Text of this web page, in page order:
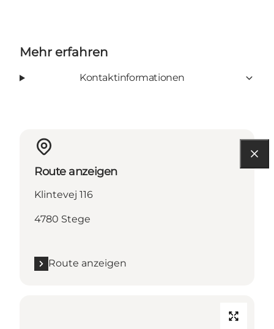
Mehr erfahren
Kontaktinformationen
Route anzeigen
Klintevej 116
4780 Stege
Route anzeigen